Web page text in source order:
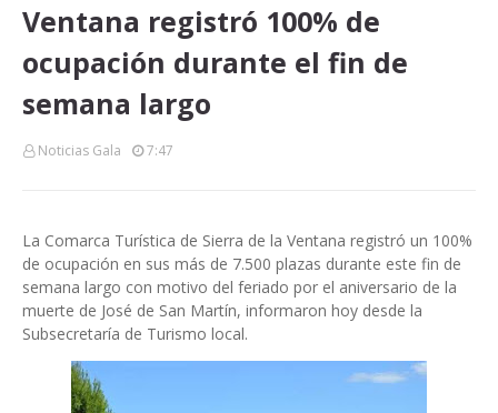
Ventana registró 100% de
ocupación durante el fin de
semana largo
Noticias Gala 7:47
La Comarca Turística de Sierra de la Ventana registró un 100%
de ocupación en sus más de 7.500 plazas durante este fin de
semana largo con motivo del feriado por el aniversario de la
muerte de José de San Martín, informaron hoy desde la
Subsecretaría de Turismo local.